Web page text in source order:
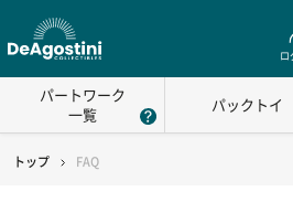
ロ
パートワーク
一覧
パックトイ
トップ FAQ